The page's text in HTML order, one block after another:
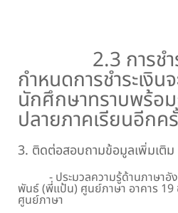
2.3 การชำร
กำหนดการชำระเงิน
นักศึกษาทราบพร้อ
ปลายภาคเรียนอีกค
3. ติดต่อสอบถามข้อมูลเพิ่มเติม
- ประมวลความรู้ด้านภาษาอัง
พันธ์ (พี่แป้น) ศูนย์ภาษา อาคาร 19
ศูนย์ภาษา